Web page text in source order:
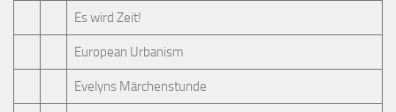
Es wird Zeit!
European Urbanism
Evelyns Märchenstunde